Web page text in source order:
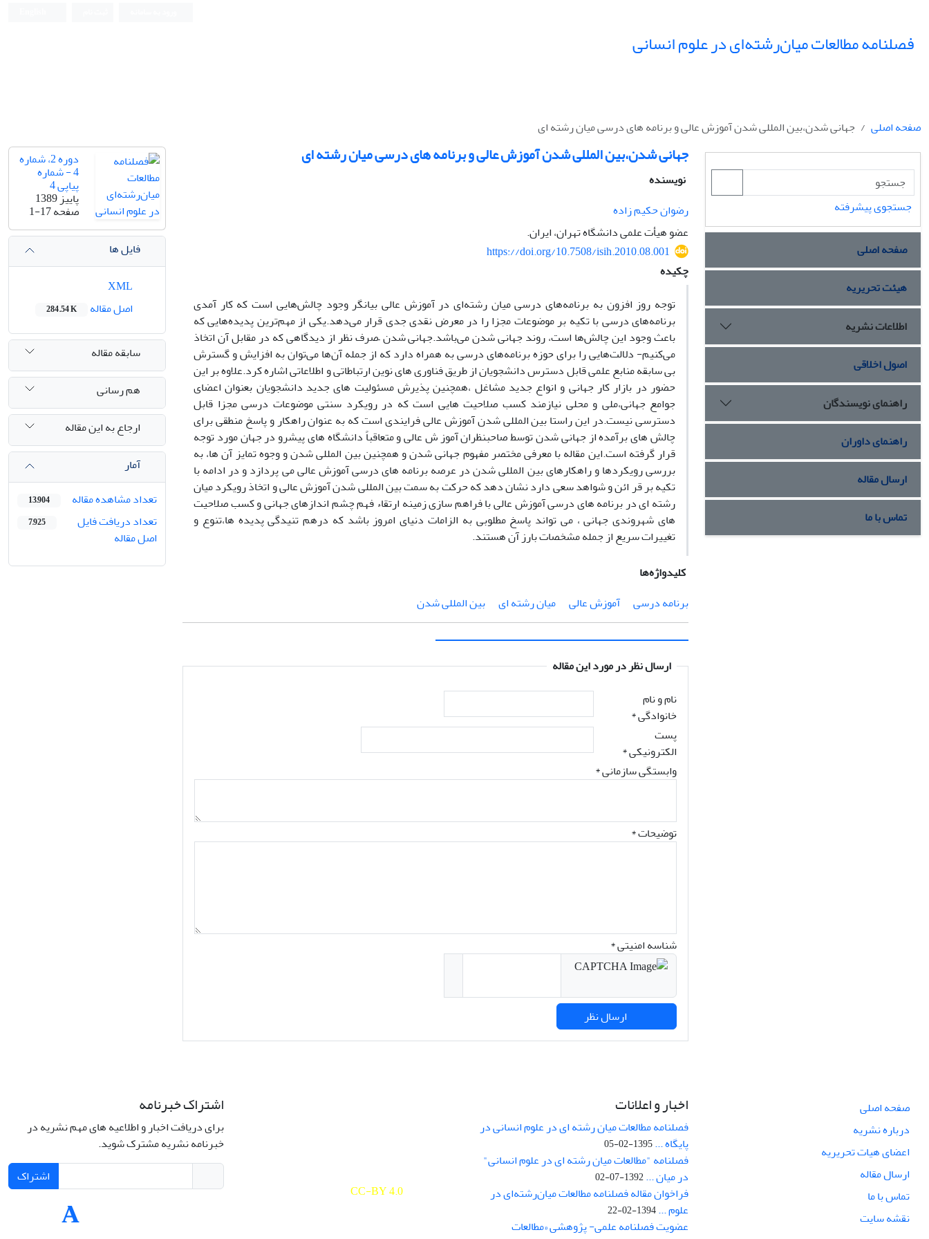
فصلنامه مطالعات میان‌رشته‌ای در علوم انسانی
صفحه اصلی جهانی شدن،بین المللی شدن آموزش عالی و برنامه های درسی میان رشته ای
جهانی شدن،بین المللی شدن آموزش عالی و برنامه های درسی میان رشته ای
نویسنده
رضوان حکیم زاده
عضو هیأت علمی دانشگاه تهران، ایران.
https://doi.org/10.7508/isih.2010.08.001
چکیده
توجه روز افزون به برنامه‌های درسی میان رشته‌ای در آموزش عالی بیانگر وجود چالش‌هایی است که کار آمدی
برنامه‌های درسی با تکیه بر موضوعات مجزا را در معرض نقدی جدی قرار می‌دهد.یکی از مهم‌ترین پدیده‌هایی که
باعث وجود این چالش‌ها است، روند جهانی شدن می‌باشد.جهانی شدن –صرف نظر از دیدگاهی که در مقابل آن اتخاذ
می‌کنیم- دلالت‌هایی را برای حوزه برنامه‌های درسی به همراه دارد که از جمله آن‌ها می‌توان به افزایش و گسترش
بی سابقه منابع علمی قابل دسترس دانشجویان از طریق فناوری های نوین ارتباطاتی و اطلاعاتی اشاره کرد.علاوه بر این
حضور در بازار کار جهانی و انواع جدید مشاغل ،همچنین پذیرش مسئولیت های جدید دانشجویان بعنوان اعضای
جوامع جهانی،ملی و محلی نیازمند کسب صلاحیت هایی است که در رویکرد سنتی موضوعات درسی مجزا قابل
دسترسی نیست.در این راستا بین المللی شدن آموزش عالی فرایندی است که به عنوان راهکار و پاسخ منطقی برای
چالش های برآمده از جهانی شدن توسط صاحبنظران آموز ش عالی و متعاقباً دانشگاه های پیشرو در جهان مورد توجه
قرار گرفته است.این مقاله با معرفی مختصر مفهوم جهانی شدن و همچنین بین المللی شدن و وجوه تمایز آن ها، به
بررسی رویکردها و راهکارهای بین المللی شدن در عرصه برنامه های درسی آموزش عالی می پردازد و در ادامه با
تکیه بر قر ائن و شواهد سعی دارد نشان دهد که حرکت به سمت بین المللی شدن آموزش عالی و اتخاذ رویکرد میان
رشته ای در برنامه های درسی آموزش عالی با فراهم سازی زمینه ارتقاء فهم چشم اندازهای جهانی و کسب صلاحیت
های شهروندی جهانی ، می تواند پاسخ مطلوبی به الزامات دنیای امروز باشد که درهم تنیدگی پدیده ها،تنوع و
تغییرات سریع از جمله مشخصات بارز آن هستند.
کلیدواژه‌ها
برنامه درسی
آموزش عالی میان رشته ای بین المللی شدن
ارسال نظر در مورد این مقاله
نام و نام
خانوادگی*
پست
الکترونیکی*
وابستگی سازمانی *
توضیحات *
شناسه امنیتی *
دوره 2، شماره
4 - شماره
پیاپی 4
پاییز 1389
صفحه1-17
فایل ها
اصل مقاله
284.54 K
سابقه مقاله
هم رسانی
ارجاع به این مقاله
آمار
تعداد مشاهده مقاله
13,904
تعداد دریافت فایل
اصل مقاله
7,925
جستجوی پیشرفته
صفحه اصلی
هیئت تحریریه
اطلاعات نشریه
اصول اخلاقی
راهنمای نویسندگان
راهنمای داوران
ارسال مقاله
تماس با ما
صفحه اصلی
درباره نشریه
اعضای هیات تحریریه
ارسال مقاله
تماس با ما
نقشه سایت
اخبار و اعلانات
فصلنامه مطالعات میان رشته ای در علوم انسانی در
پایگاه ...1395-02-05
فصلنامه "مطالعات میان رشته ای در علوم انسانی"
در میان ...1392-07-02
فراخوان مقاله فصلنامه مطالعات میان‌رشته‌ای در
علوم ...1394-02-22
عضویت فصلنامه علمی- پژوهشی «مطالعات
CC-BY 4.0
اشتراک خبرنامه
برای دریافت اخبار و اطلاعیه های مهم نشریه در
خبرنامه نشریه مشترک شوید.
اشتراک